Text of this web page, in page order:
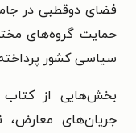
فضای دوقطبی در
حمایت گروه‌های
سیاسی کشور
بخش‌هایی از کتاب
جریان‌های معارض،